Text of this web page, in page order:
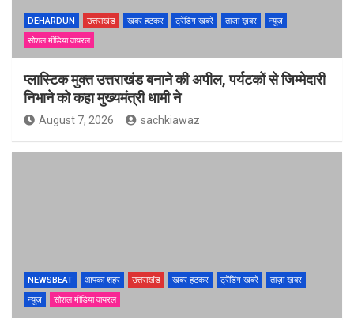
DEHARDUN उत्तराखंड खबर हटकर ट्रेंडिंग खबरें ताज़ा ख़बर
न्यूज़
सोशल मीडिया वायरल
प्लास्टिक मुक्त उत्तराखंड बनाने की अपील, पर्यटकों से जिम्मेदारी
निभाने को कहा मुख्यमंत्री धामी ने
August 7, 2026 sachkiawaz
NEWSBEAT आपका शहर उत्तराखंड खबर हटकर ट्रेंडिंग खबरें
ताज़ा ख़बर
न्यूज़
सोशल मीडिया वायरल